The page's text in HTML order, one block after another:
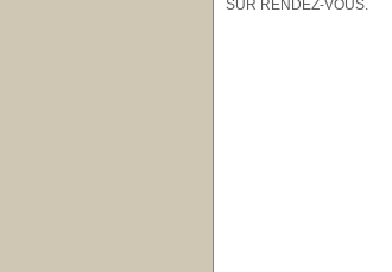
SUR RENDEZ-VOUS.